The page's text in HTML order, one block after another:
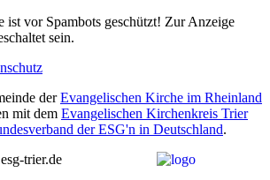
ist vor Spambots geschützt! Zur Anzeige
sein.
derEvangelischen Kirche im Rheinland
mit dem Evangelischen Kirchenkreis Trier
der ESG'n in Deutschland.
trier.de